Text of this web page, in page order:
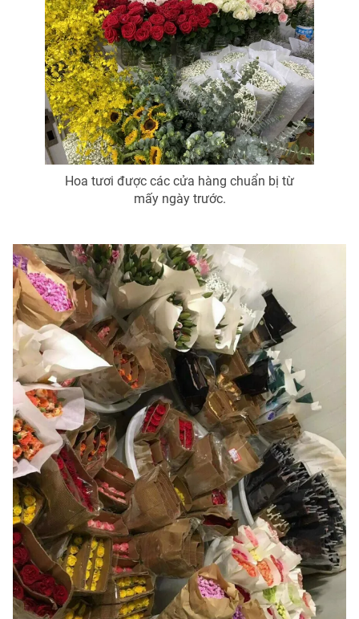
THỜI BÁO VTV
Theo dõi báo trên
Cơ quan chủ quản:Đài Truyền hình Việt Nam
Cơ quan báo chí:Thời báo VTV
Giấy phép hoạt động báo in và báo điện tử số 483/GP-BTTTT
Nguyễn Trọng Ninh
Tổng đài VTV:024.38 355 931 - 024.38 355 932
Ðiện thoại Thời báo VTV:024.66 897 897
Email:toasoan@vtv.vn
Liên hệ quảng cáo:024-7300.7108
® Cấm sao chép dưới mọi hình thức nếu không có sự chấp
thuận bằng văn bản. Ghi rõ nguồn VTV.vn khi phát hành lại
thông tin từ website này.
Hoa tươi được các cửa hàng chuẩn bị từ
mấy ngày trước.